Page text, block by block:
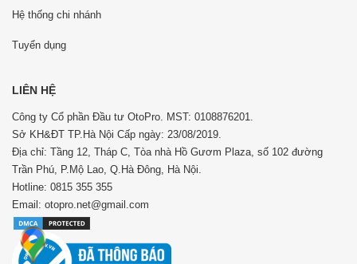
Hệ thống chi nhánh
Tuyển dụng
LIÊN HỆ
Công ty Cổ phần Đầu tư OtoPro. MST: 0108876201.
Sở KH&ĐT TP.Hà Nội Cấp ngày: 23/08/2019.
Địa chỉ: Tầng 12, Tháp C, Tòa nhà Hồ Gươm Plaza, số 102 đường
Trần Phú, P.Mộ Lao, Q.Hà Đông, Hà Nội.
Hotline: 0815 355 355
Email: otopro.net@gmail.com